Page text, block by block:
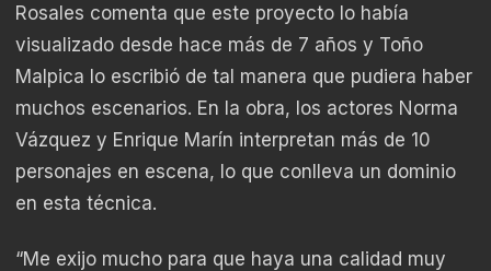
Rosales comenta que este proyecto lo había
visualizado desde hace más de 7 años y Toño
Malpica lo escribió de tal manera que pudiera haber
muchos escenarios. En la obra, los actores Norma
Vázquez y Enrique Marín interpretan más de 10
personajes en escena, lo que conlleva un dominio
en esta técnica.
“Me exijo mucho para que haya una calidad muy